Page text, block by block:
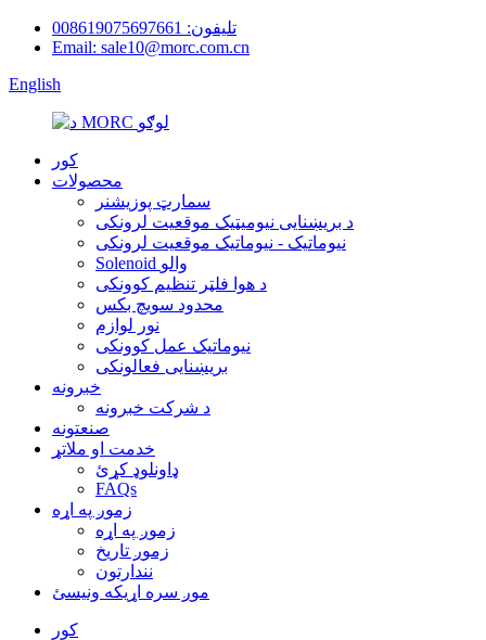
تلیفون: 008619075697661
Email: sale10@morc.com.cn
English
کور
محصولات
سمارټ پوزیشنر
د بریښنایی نیومیټیک موقعیت لرونکی
نیوماتیک - نیوماتیک موقعیت لرونکی
Solenoid والو
د هوا فلټر تنظیم کوونکی
محدود سویچ بکس
نور لوازم
نیوماتیک عمل کوونکی
بریښنایی فعالونکی
خبرونه
د شرکت خبرونه
صنعتونه
خدمت او ملاتړ
ډاونلوډ کړئ
FAQs
زموږ په اړه
زموږ په اړه
زموږ تاریخ
نندارتون
موږ سره اړیکه ونیسئ
کور